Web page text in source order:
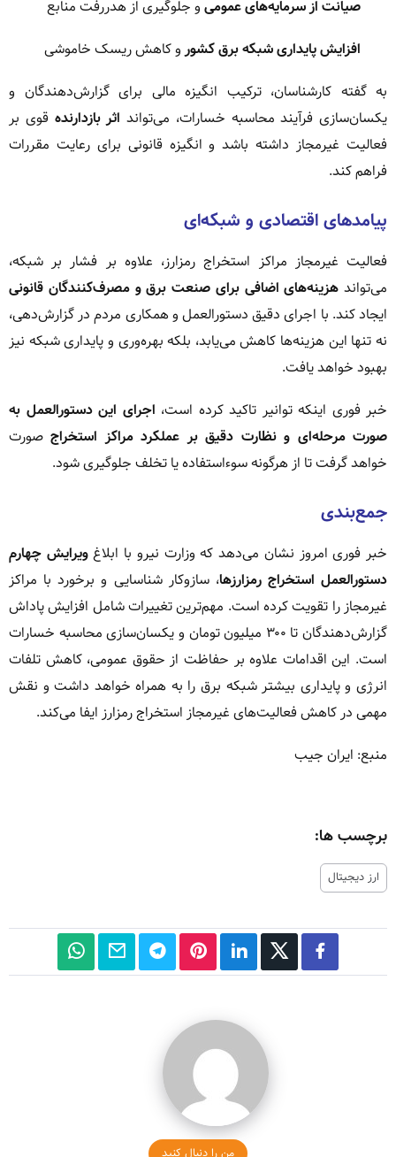
صیانت از سرمایه‌های عمومی و جلوگیری از هدررفت منابع
افزایش پایداری شبکه برق کشور و کاهش ریسک خاموشی
به گفته کارشناسان، ترکیب انگیزه مالی برای گزارش‌دهندگان و
یکسان‌سازی فرآیند محاسبه خسارات، می‌تواند اثر بازدارنده قوی بر
فعالیت غیرمجاز داشته باشد و انگیزه قانونی برای رعایت مقررات
فراهم کند.
پیامدهای اقتصادی و شبکه‌ای
فعالیت غیرمجاز مراکز استخراج رمزارز، علاوه بر فشار بر شبکه،
می‌تواند هزینه‌های اضافی برای صنعت برق و مصرف‌کنندگان قانونی
ایجاد کند. با اجرای دقیق دستورالعمل و همکاری مردم در گزارش‌دهی،
نه تنها این هزینه‌ها کاهش می‌یابد، بلکه بهره‌وری و پایداری شبکه نیز
بهبود خواهد یافت.
خبر فوری اینکه توانیر تاکید کرده است، اجرای این دستورالعمل به
صورت مرحله‌ای و نظارت دقیق بر عملکرد مراکز استخراجصورت
خواهد گرفت تا از هرگونه سوءاستفاده یا تخلف جلوگیری شود.
جمع‌بندی
خبر فوری امروز نشان می‌دهد که وزارت نیرو با ابلاغویرایش چهارم
دستورالعمل استخراج رمزارزها، سازوکار شناسایی و برخورد با مراکز
غیرمجاز را تقویت کرده است. مهم‌ترین تغییرات شامل افزایش پاداش
گزارش‌دهندگان تا ۳۰۰ میلیون تومان و یکسان‌سازی محاسبه خسارات
است. این اقدامات علاوه بر حفاظت از حقوق عمومی، کاهش تلفات
انرژی و پایداری بیشتر شبکه برق را به همراه خواهد داشت و نقش
مهمی در کاهش فعالیت‌های غیرمجاز استخراج رمزارز ایفا می‌کند.
منبع: ایران جیب
برچسب ها:
ارز دیجیتال
من را دنبال کنید